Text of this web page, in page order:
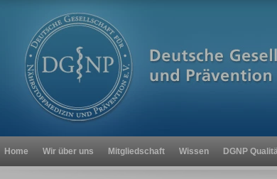
Home Wir über uns Mitgliedschaft Wissen DGNP